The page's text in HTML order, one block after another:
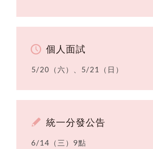
個人面試
5/20（六）、5/21（日）
統一分發公告
6/14（三）9點